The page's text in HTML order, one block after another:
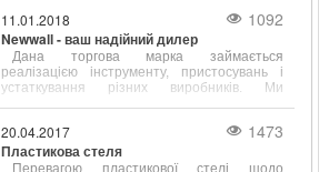
антигрибковими і ізолюючими складами.
11.01.2018 1092
Newwall - ваш надійний дилер
Дана торгова марка займається
реалізацією інструменту, пристосувань і
устаткування різних виробників. Ми
20.04.2017 1473
Пластикова стеля
Перевагою пластикової стелі щодо